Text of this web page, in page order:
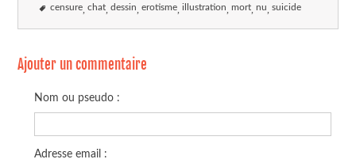
censure chat dessin erotisme illustration mort nu suicide
Ajouter un commentaire
Nom ou pseudo :
Adresse email :